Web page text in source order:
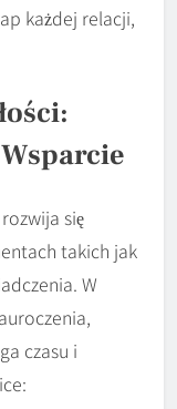
każdej relacji,
się
takich jak
W
czasu i